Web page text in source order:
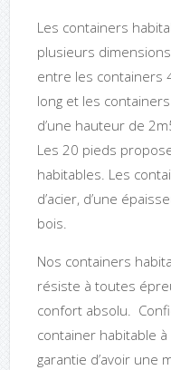
Les containers
plusieurs
entre les containers
long et les
d’une hauteur de
Les 20 pieds
habitables. Les
d’acier, d’une
bois.
Nos containers
résiste à toutes
confort absolu.
container habitable à
garantie d’avoir une